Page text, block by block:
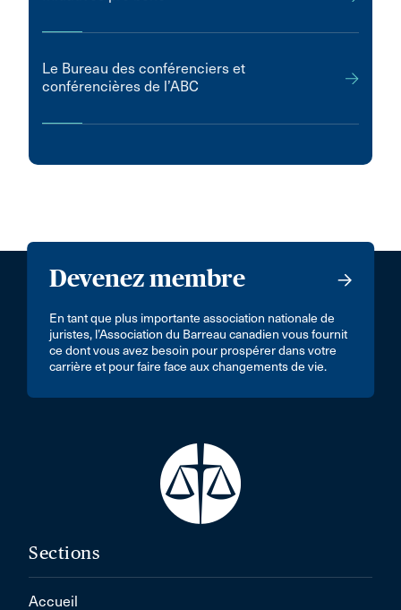
Le Bureau des conférenciers et
conférencières de l’ABC
Devenez membre
En tant que plus importante association nationale de
juristes, l’Association du Barreau canadien vous fournit
ce dont vous avez besoin pour prospérer dans votre
carrière et pour faire face aux changements de vie.
Sections
Accueil